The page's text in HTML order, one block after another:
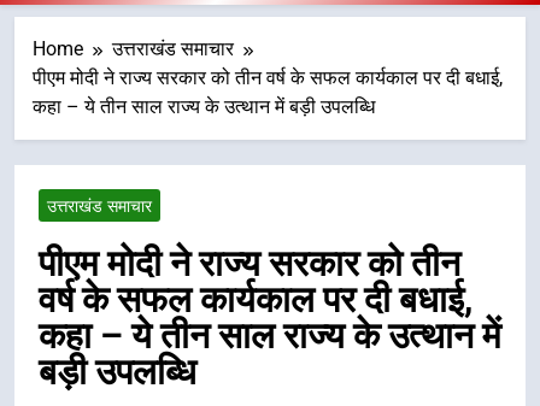
Home
उत्तराखंड समाचार
पीएम मोदी ने राज्य सरकार को तीन वर्ष के सफल कार्यकाल पर दी बधाई,
कहा – ये तीन साल राज्य के उत्थान में बड़ी उपलब्धि
उत्तराखंड समाचार
पीएम मोदी ने राज्य सरकार को तीन
वर्ष के सफल कार्यकाल पर दी बधाई,
कहा – ये तीन साल राज्य के उत्थान में
बड़ी उपलब्धि